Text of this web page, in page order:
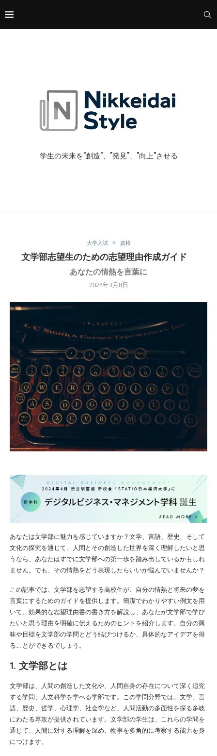
学生の未来を"創造"、"発見"、"向上"させる
大学入試 資格
文学部志望生のための志望理由作成ガイド
あなたの情熱を言葉に
2024年3月8日
あなたは文学部に魅力を感じていますか？文学、言語、歴史、そして
文化の探究を通じて、人間とその創造した世界を深く理解したいと思
うなら、あなたはすでに文学部への第一歩を踏み出しているかもしれ
ません。でも、その情熱をどう表現したらいいか悩んでいませんか？
この記事では、文学部を志望する高校生が、自分の情熱と将来の夢を
言葉にするためのガイドを提供します。簡潔でわかりやすい例文を用
いて、効果的な志望理由書の書き方を解説し、あなたが文学部で学び
たいと思う理由を明確に伝えるためのヒントを紹介します。自分の興
味や目標を文学部の学問とどう結びつけるか、具体的なアイデアを得
ることができるでしょう。
1. 文学部とは
文学部は、人間の創造した文化や、人間自身の存在について深く追究
する学問、人文科学を学べる学部です。この学問分野では、文学、言
語、歴史、哲学、心理学、社会学など、人間活動の多面性を探る多岐
にわたる専攻が提供されています。文学部の学生は、これらの学問を
通じて、人間に対する理解を深め、物事を多角的に考察する能力を身
につけます。